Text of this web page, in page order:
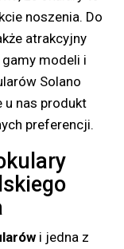
noszenia. Do
atrakcyjny
modeli i
Solano
u nas produkt
preferencji.
i jedna z